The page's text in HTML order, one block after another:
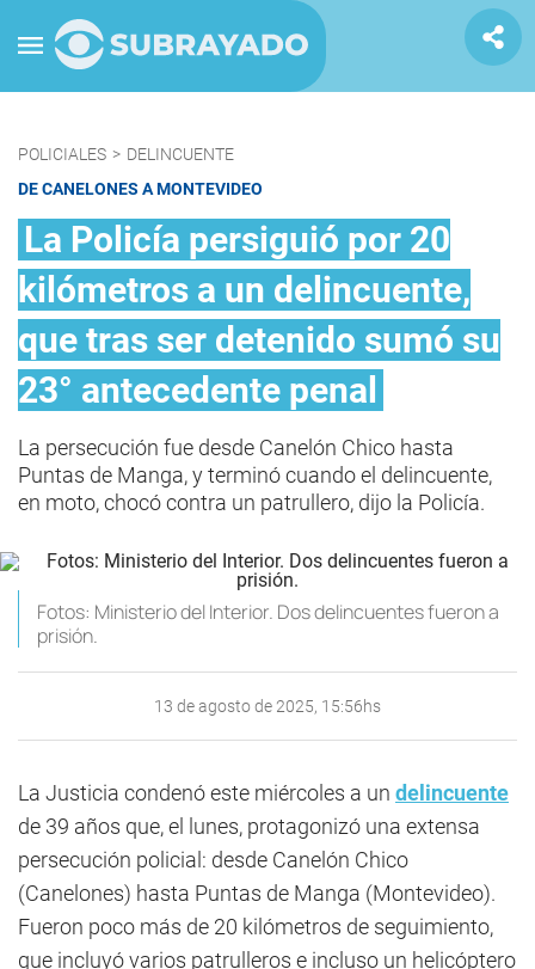
POLICIALES > DELINCUENTE
DE CANELONES A MONTEVIDEO
La Policía persiguió por 20
kilómetros a un delincuente,
que tras ser detenido sumó su
23° antecedente penal
La persecución fue desde Canelón Chico hasta
Puntas de Manga, y terminó cuando el delincuente,
en moto, chocó contra un patrullero, dijo la Policía.
Fotos: Ministerio del Interior. Dos delincuentes fueron a
prisión.
13 de agosto de 2025, 15:56hs
La Justicia condenó este miércoles a un delincuente
de 39 años que, el lunes, protagonizó una extensa
persecución policial: desde Canelón Chico
(Canelones) hasta Puntas de Manga (Montevideo).
Fueron poco más de 20 kilómetros de seguimiento,
que incluyó varios patrulleros e incluso un helicóptero